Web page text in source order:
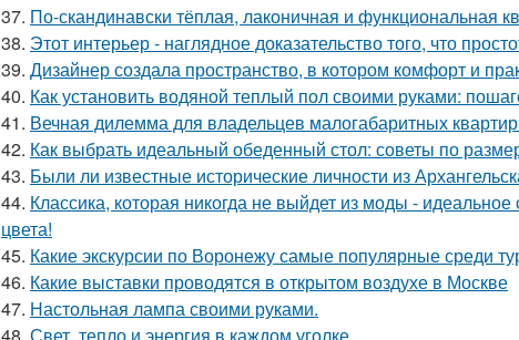
37. По-скандинавски тёплая, лаконичная и функциональная
38. Этот интерьер - наглядное доказательство того, что
39. Дизайнер создала пространство, в котором комфорт и
40. Как установить водяной теплый пол своими руками:
41. Вечная дилемма для владельцев малогабаритных квартир
42. Как выбрать идеальный обеденный стол: советы по
43. Были ли известные исторические личности из
44. Классика, которая никогда не выйдет из моды -
цвета!
45. Какие экскурсии по Воронежу самые популярные среди
46. Какие выставки проводятся в открытом воздухе в Москве
47. Настольная лампа своими руками.